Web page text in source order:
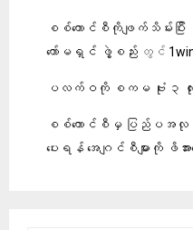
စစ်ကောင်စီကိုဖျက်သိမ်းပြီး နို
ကော်မရှင် ဖွဲ့စည်း တွင်
ပလက်ဝကို စကမ ဗုံး ၃ လုံး
စစ်ကောင်စီမှ ပြည်ပအလုပ်
ပေးရန် အေဂျင်စီများကို ဖိအား